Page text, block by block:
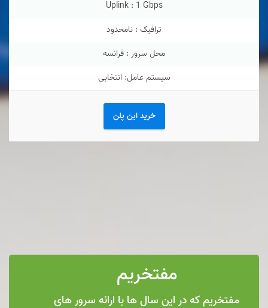
Uplink : 1 Gbps
ترافیک : نامحدود
محل سرور : فرانسه
سیستم عامل: انتخابی
خرید این پلن
مفتخریم
مفتخریم که در این سال ها با ارائه سرور های